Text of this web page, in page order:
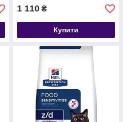
1 110 ₴
Купити